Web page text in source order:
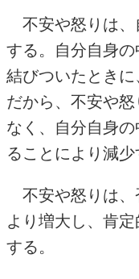
不安や怒りは、
する。自分自身
結びついたときに
だから、不安や
なく、自分自身
ることにより減少
不安や怒りは、
より増大し、肯
する。